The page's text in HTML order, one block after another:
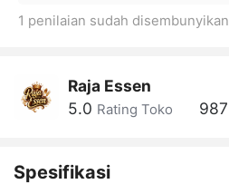
1 penilaian sudah disembunyikan
Raja Essen
5.0 Rating Toko 987
Spesifikasi